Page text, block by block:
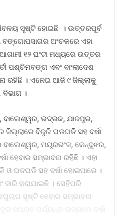
ସୃଷ୍ଟି ହୋଇଛି । ଉତ୍ତରପୂର୍ବ
ବଙ୍ଗୋପସାଗର ଅଂଚଳରେ ଏହା
୧୨ ଘଂଟା ମଧ୍ୟରେ ଉତ୍ତର
ପଶ୍ଚିମବଙ୍ଗ ଏବଂ ବାଂଲାଦେଶ
ରହିଛି । ଏନେଇ ଆଜି ୯ ଜିଲ୍ଲାକୁ
ବିଭାଗ ।
ବାଲେଶ୍ୱର, ଭଦ୍ରକ, ଯାଜପୁର,
ଜିଲ୍ଲାରେ ବିଜୁଳି ଘଡଘଡି ସହ ବର୍ଷା
ବାଲେଶ୍ୱର, ମୟୂରଭଂଜ, କେନ୍ଦୁଝର,
ହେବାର ସମ୍ଭାବନା ରହିଛି । ଏହା
ଘଡଘଡି ସହ ବର୍ଷା ହୋଇପାରେ ।
କରାଯାଇଛି । ସେହିପରି
ସୃଷ୍ଟି ହେବାର ସମ୍ଭାବନା
ସପ୍ତାହ ପର୍ଯ୍ୟନ୍ତ ରାଜ୍ୟରେ ବର୍ଷା